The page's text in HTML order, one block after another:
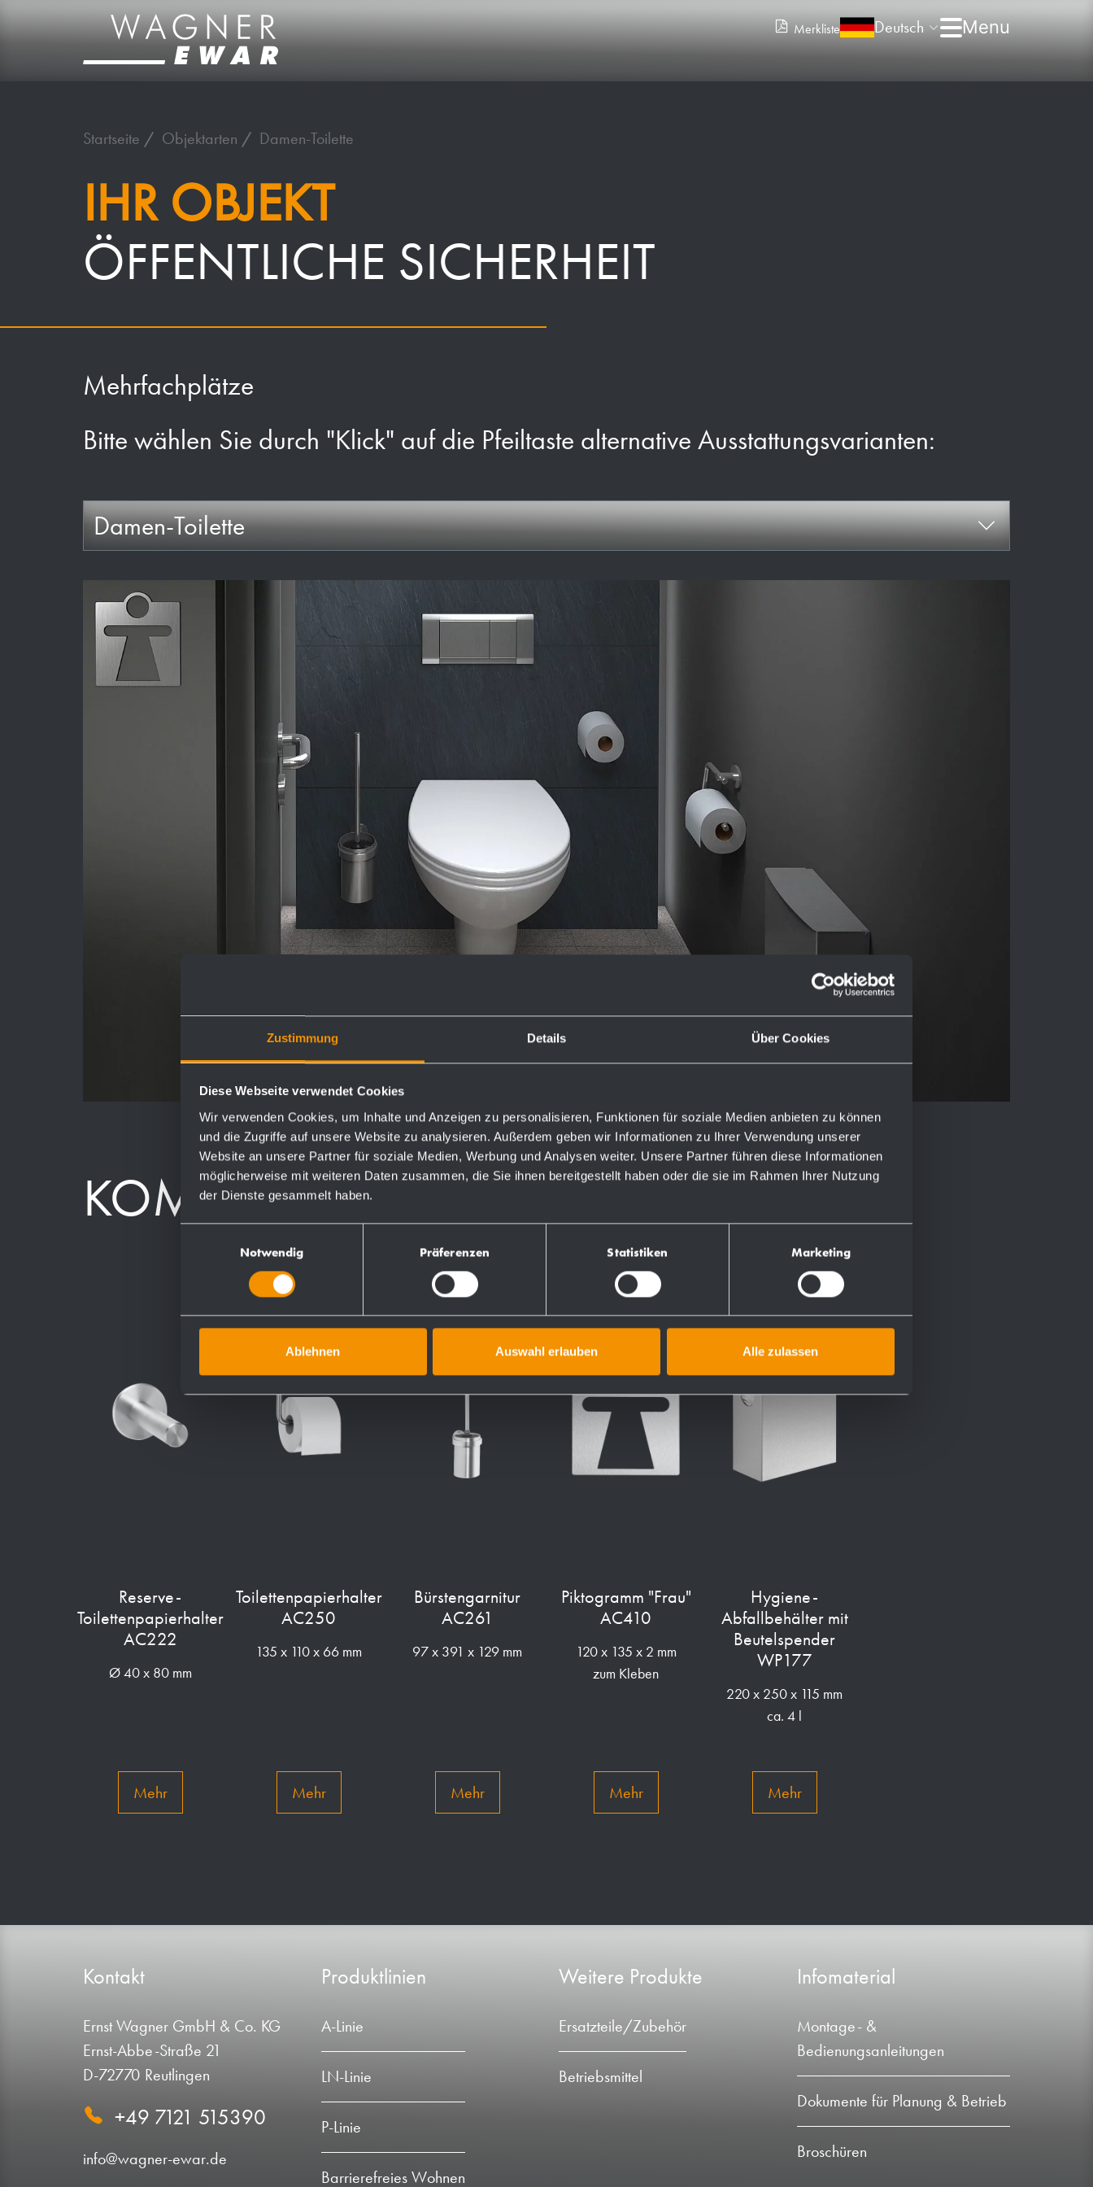
Zustimmung Details Über Cookies
Diese Webseite verwendet Cookies
Wir verwenden Cookies, um Inhalte und Anzeigen zu personalisieren, Funktionen für soziale Medien anbieten zu können
und die Zugriffe auf unsere Website zu analysieren. Außerdem geben wir Informationen zu Ihrer Verwendung unserer
Website an unsere Partner für soziale Medien, Werbung und Analysen weiter. Unsere Partner führen diese Informationen
möglicherweise mit weiteren Daten zusammen, die Sie ihnen bereitgestellt haben oder die sie im Rahmen Ihrer Nutzung
der Dienste gesammelt haben.
Notwendig Präferenzen Statistiken Marketing
Ablehnen Auswahl erlauben Alle zulassen
Merkliste Deutsch
Startseite Objektarten Damen-Toilette
IHR OBJEKT
ÖFFENTLICHE SICHERHEIT
Mehrfachplätze
Bitte wählen Sie durch "Klick" auf die Pfeiltaste alternative Ausstattungsvarianten:
Damen-Toilette
KOMPONENTEN
Reserve-
Toilettenpapierhalter
AC222
Ø 40 x 80 mm
Mehr
Toilettenpapierhalter
AC250
135 x 110 x 66 mm
Mehr
Bürstengarnitur
AC261
97 x 391 x 129 mm
Mehr
Piktogramm "Frau"
AC410
120 x 135 x 2 mm
zum Kleben
Mehr
Hygiene-
Abfallbehälter mit
Beutelspender
WP177
220 x 250 x 115 mm
ca. 4 l
Mehr
Kontakt
Ernst Wagner GmbH & Co. KG
Ernst-Abbe-Straße 21
D-72770 Reutlingen
+49 7121 515390
info@wagner-ewar.de
Produktlinien
A-Linie
LN-Linie
P-Linie
Barrierefreies Wohnen
Weitere Produkte
Ersatzteile/Zubehör
Betriebsmittel
Infomaterial
Montage- &
Bedienungsanleitungen
Dokumente für Planung & Betrieb
Broschüren